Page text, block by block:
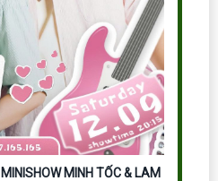
MINH TỐC & LAM